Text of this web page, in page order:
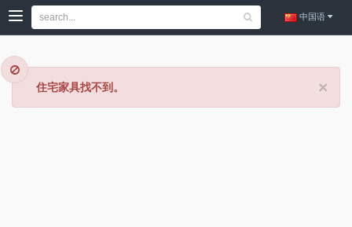
中国语
×
住宅家具找不到。